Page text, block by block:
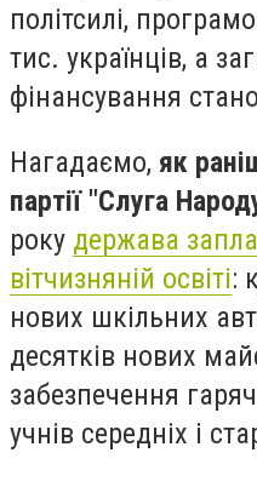
політсилі,
тис. українців, а
фінансування
Нагадаємо, як
партії "Слуга
року держава
вітчизняній освіті:
нових шкільних
десятків нових
забезпечення
учнів середніх і